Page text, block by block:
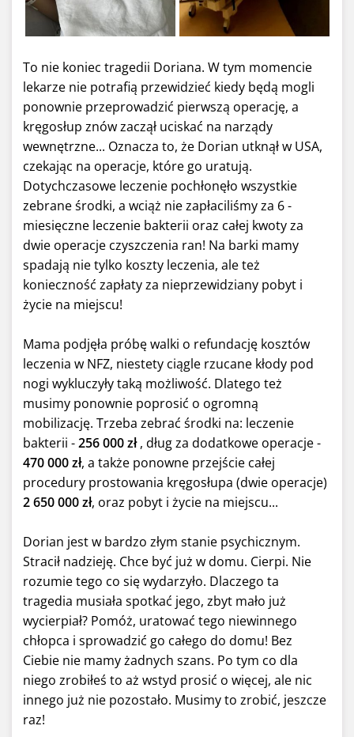
To nie koniec tragedii Doriana. W tym momencie
lekarze nie potrafią przewidzieć kiedy będą mogli
ponownie przeprowadzić pierwszą operację, a
kręgosłup znów zaczął uciskać na narządy
wewnętrzne... Oznacza to, że Dorian utknął w USA,
czekając na operacje, które go uratują.
Dotychczasowe leczenie pochłonęło wszystkie
zebrane środki, a wciąż nie zapłaciliśmy za 6 -
miesięczne leczenie bakterii oraz całej kwoty za
dwie operacje czyszczenia ran! Na barki mamy
spadają nie tylko koszty leczenia, ale też
konieczność zapłaty za nieprzewidziany pobyt i
życie na miejscu!
Mama podjęła próbę walki o refundację kosztów
leczenia w NFZ, niestety ciągle rzucane kłody pod
nogi wykluczyły taką możliwość. Dlatego też
musimy ponownie poprosić o ogromną
mobilizację. Trzeba zebrać środki na: leczenie
bakterii -256 000 zł, dług za dodatkowe operacje -
470 000 zł, a także ponowne przejście całej
procedury prostowania kręgosłupa (dwie operacje)
2 650 000 zł, oraz pobyt i życie na miejscu...
Dorian jest w bardzo złym stanie psychicznym.
Stracił nadzieję. Chce być już w domu. Cierpi. Nie
rozumie tego co się wydarzyło. Dlaczego ta
tragedia musiała spotkać jego, zbyt mało już
wycierpiał? Pomóż, uratować tego niewinnego
chłopca i sprowadzić go całego do domu! Bez
Ciebie nie mamy żadnych szans. Po tym co dla
niego zrobiłeś to aż wstyd prosić o więcej, ale nic
innego już nie pozostało. Musimy to zrobić, jeszcze
raz!